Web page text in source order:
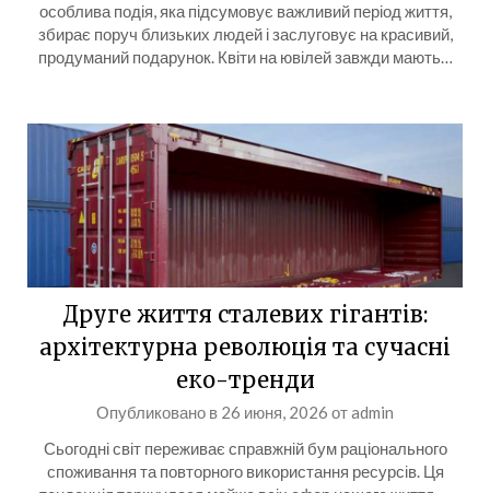
особлива подія, яка підсумовує важливий період життя,
збирає поруч близьких людей і заслуговує на красивий,
продуманий подарунок. Квіти на ювілей завжди мають…
Друге життя сталевих гігантів:
архітектурна революція та сучасні
еко-тренди
Опубликовано в 26 июня, 2026 отadmin
Сьогодні світ переживає справжній бум раціонального
споживання та повторного використання ресурсів. Ця